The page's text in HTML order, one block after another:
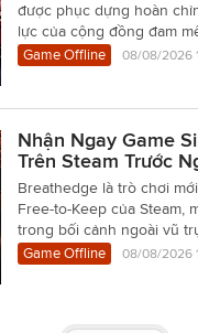
được phục dựng hoàn
lực của cộng đồng đam
Game Offline
08/08/2026
Nhận Ngay Game
Trên Steam Trước
Breathedge là trò chơi
Free-to-Keep của Steam,
trong bối cảnh ngoài vũ
Game Offline
08/08/2026